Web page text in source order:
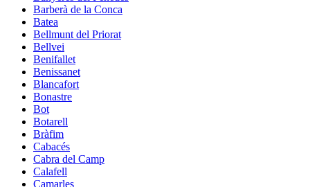
Barberà de la Conca
Batea
Bellmunt del Priorat
Bellvei
Benifallet
Benissanet
Blancafort
Bonastre
Bot
Botarell
Bràfim
Cabacés
Cabra del Camp
Calafell
Camarles